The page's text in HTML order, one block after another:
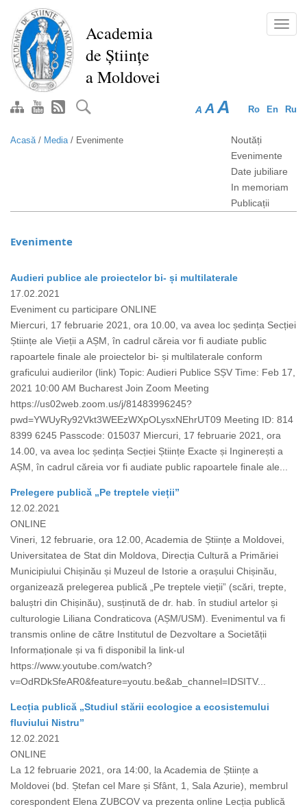
conţinutul
principal
Academia
de Științe
a Moldovei
Ro En Ru
A A A
Acasă/ Media/ Evenimente
Noutăți
Evenimente
Date jubiliare
In memoriam
Publicații
Evenimente
Audieri publice ale proiectelor bi- și multilaterale
17.02.2021
Eveniment cu participare ONLINE
Miercuri, 17 februarie 2021, ora 10.00, va avea loc ședința Secției
Științe ale Vieții a AȘM, în cadrul căreia vor fi audiate public
rapoartele finale ale proiectelor bi- și multilaterale conform
graficului audierilor (link) Topic: Audieri Publice SȘV Time: Feb 17,
2021 10:00 AM Bucharest Join Zoom Meeting
https://us02web.zoom.us/j/81483996245?
pwd=YWUyRy92Vkt3WEEzWXpOLysxNEhrUT09 Meeting ID: 814
8399 6245 Passcode: 015037 Miercuri, 17 februarie 2021, ora
14.00, va avea loc ședința Secției Științe Exacte și Inginerești a
AȘM, în cadrul căreia vor fi audiate public rapoartele finale ale...
Prelegere publică „Pe treptele vieții”
12.02.2021
ONLINE
Vineri, 12 februarie, ora 12.00, Academia de Științe a Moldovei,
Universitatea de Stat din Moldova, Direcția Cultură a Primăriei
Municipiului Chișinău și Muzeul de Istorie a orașului Chișinău,
organizează prelegerea publică „Pe treptele vieții” (scări, trepte,
baluștri din Chișinău), susținută de dr. hab. în studiul artelor și
culturologie Liliana Condraticova (AȘM/USM). Evenimentul va fi
transmis online de către Institutul de Dezvoltare a Societății
Informaționale și va fi disponibil la link-ul
https://www.youtube.com/watch?
v=OdRDkSfeAR0&feature=youtu.be&ab_channel=IDSITV...
Lecția publică „Studiul stării ecologice a ecosistemului
fluviului Nistru”
12.02.2021
ONLINE
La 12 februarie 2021, ora 14:00, la Academia de Științe a
Moldovei (bd. Ștefan cel Mare și Sfânt, 1, Sala Azurie), membrul
corespondent Elena ZUBCOV va prezenta online Lecția publică